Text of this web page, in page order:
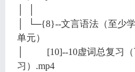
│ └─{8}--文言语法（至少
单元）
│ [10]--10虚词总复习（
习）.mp4